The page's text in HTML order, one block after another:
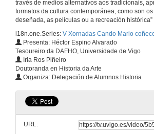
través de medios alternativos aos tradicionais,
formatos da cultura contemporánea, como son
deseñada, as películas ou a recreación histórica”
i18n.one.Series: V Xornadas Cando Mario
Presenta: Héctor Espino Alvarado
Tesoureiro da DAFHO, Universidade de Vigo
Iria Ros Piñeiro
Doutoranda en Historia da Arte
Organiza: Delegación de Alumnos Historia
URL:
25 de abr. de 2017
26 de abr. de 2017